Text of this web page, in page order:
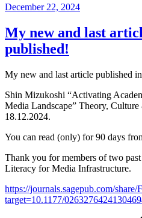
Posted
December 22, 2024
My new and last
published!
My new and last article published
Shin Mizukoshi “Activating
Media Landscape” Theory,
18.12.2024.
You can read (only) for 90 days
Thank you for members of two
Literacy for Media Infrastructure.
https://journals.sagepub.com/
target=10.1177/